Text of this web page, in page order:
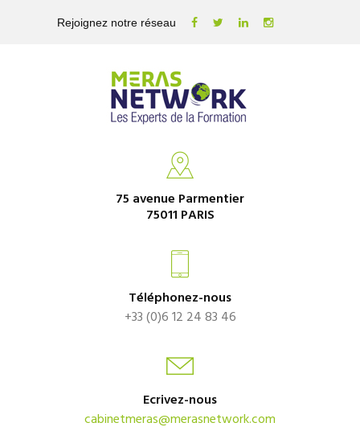
Rejoignez notre réseau
75 avenue Parmentier
75011 PARIS
Téléphonez-nous
+33 (0)6 12 24 83 46
Ecrivez-nous
cabinetmeras@merasnetwork.com